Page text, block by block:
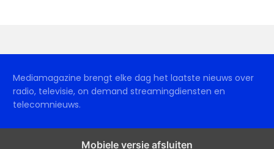
Mediamagazine brengt elke dag het laatste nieuws over
radio, televisie, on demand streamingdiensten en
telecomnieuws.
Mobiele versie afsluiten